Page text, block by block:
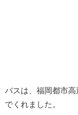
バスは、福岡都市
でくれました。